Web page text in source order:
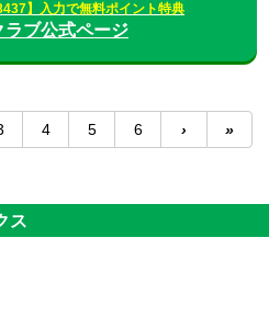
】入力で無料ポイント特典
ラブ公式ページ
4 5 6 › »
ス